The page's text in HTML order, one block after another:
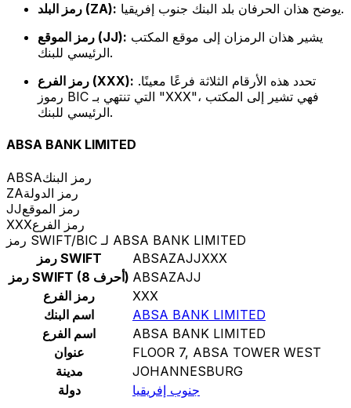
رمز البلد (ZA):
يوضح هذان الحرفان بلد البنك جنوب إفريقيا.
رمز الموقع (JJ):
الرئيسي للبنك.
رمز الفرع (XXX):
رموز BIC التي تنتهي بـ "XXX"، فهي تشير إلى المكتب
الرئيسي للبنك.
ABSA BANK LIMITED
ABSAرمز البنك
ZAرمز الدولة
JJرمز الموقع
XXXرمز الفرع
رمز SWIFT/BIC لـ ABSA BANK LIMITED
رمز SWIFT
ABSAZAJJXXX
رمز SWIFT (8 أحرف) ABSAZAJJ
رمز الفرع
XXX
اسم البنك
ABSA BANK LIMITED
اسم الفرع
ABSA BANK LIMITED
عنوان
FLOOR 7, ABSA TOWER WEST
مدينة
JOHANNESBURG
دولة
جنوب إفريقيا